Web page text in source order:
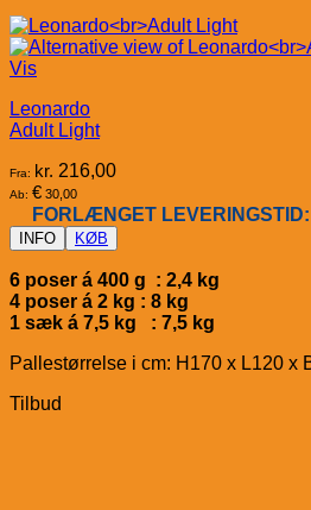
Vis
Leonardo
Adult Light
Fra: kr. 216,00
Ab: € 30,00
FORLÆNGET
INFO KØB
6 poser á 400 g : 2,4 kg
4 poser á 2 kg : 8 kg
1 sæk á 7,5 kg : 7,5 kg
Pallestørrelse i cm: H170 x L120 x
Tilbud